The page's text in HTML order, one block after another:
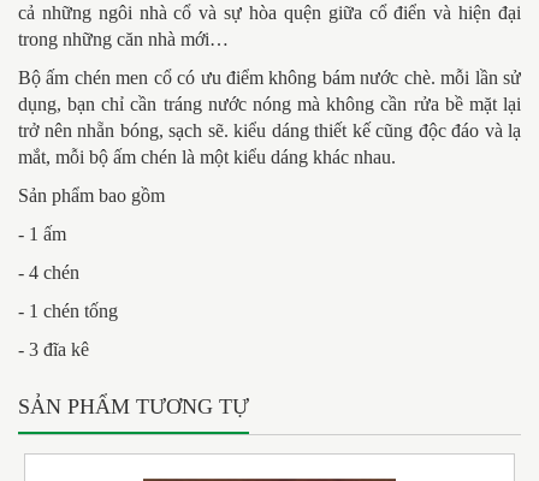
cả những ngôi nhà cổ và sự hòa quện giữa cổ điển và hiện đại
trong những căn nhà mới…
Bộ ấm chén men cổ có ưu điểm không bám nước chè. mỗi lần sử
dụng, bạn chỉ cần tráng nước nóng mà không cần rửa bề mặt lại
trở nên nhẵn bóng, sạch sẽ. kiểu dáng thiết kế cũng độc đáo và lạ
mắt, mỗi bộ ấm chén là một kiểu dáng khác nhau.
Sản phẩm bao gồm
- 1 ấm
- 4 chén
- 1 chén tống
- 3 đĩa kê
SẢN PHẨM TƯƠNG TỰ